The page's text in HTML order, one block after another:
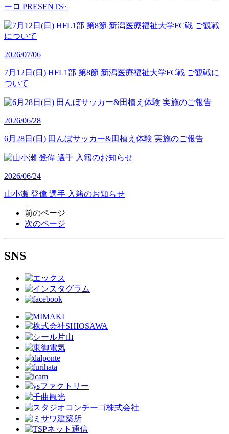
ーロ PRESENTS~
2026/07/06
7月12日(日) HFL1部 第8節 新潟医療福祉大学FC戦 ご観戦に
ついて
2026/06/28
6月28日(日) 田んぼサッカー&田植え体験 実施のご報告
2026/06/24
山小瀬 登偉 選手 入籍のお知らせ
前のページ
次のページ
SNS